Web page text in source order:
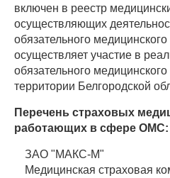
включен в реестр
осуществляющих
обязательного
осуществляет участие в
обязательного
территории Белгородской
Перечень страховых
работающих в сфере ОМС:
ЗАО "МАКС-М"
Медицинская страховая